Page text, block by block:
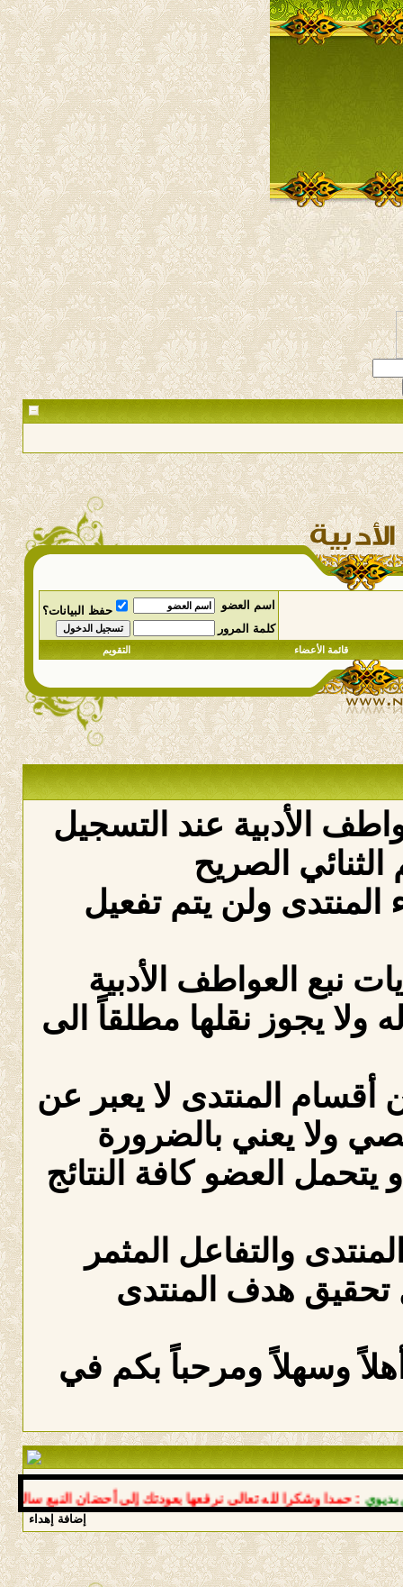
اسم العضو
حفظ البيانات؟
كلمة المرور
قائمة الأعضاء التقويم
الأدبية عند التسجيل
الصريح
ولن يتم تفعيل
نبع العواطف الأدبية
ولا يجوز نقلها مطلقاً الى
المنتدى لا يعبر عن
ولا يعني بالضرورة
العضو كافة النتائج
والتفاعل المثمر
هدف المنتدى
وسهلاً ومرحباً بكم في
: حمدا وشكرا لله تعالى نرفعها بعودتك إلى أحضان النبع سالما
إضافة إهداء